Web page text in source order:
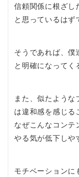
信頼関係に根ざし
と思っているはず
そうであれば、僕
と明確になってく
また、似たような
は違和感を感じる
なぜこんなコンテ
やる気が低下しや
モチベーションに